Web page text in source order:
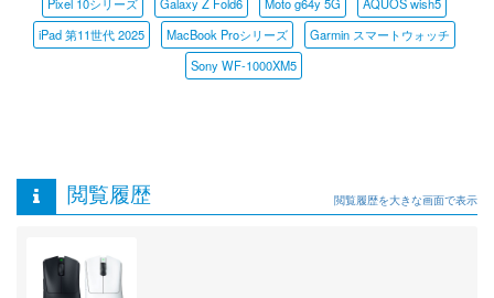
iPad 第11世代 2025
MacBook Proシリーズ
Garmin スマートウォッチ
Sony WF-1000XM5
閲覧履歴 閲覧履歴を大きな画面で表示